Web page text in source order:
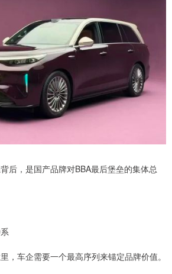
后，是国产品牌对BBA最后堡垒的集体总
，车企需要一个最高序列来锚定品牌价值。